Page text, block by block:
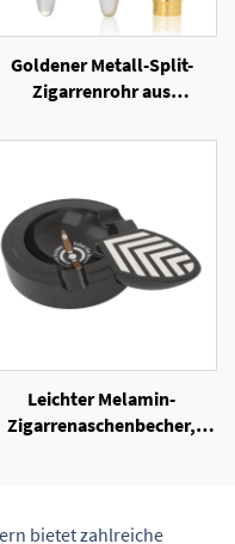
Goldener Metall-Split-
Zigarrenrohr aus
Leichter Melamin-
Zigarrenaschenbecher,
bietet zahlreiche